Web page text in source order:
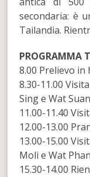
secondaria: è
Tailandia.
PROGRAMMA
8.00 Prelievo in
8.30-11.00
Sing e Wat
11.00-11.40
12.00-13.00
13.00-15.00
Moli e Wat
15.30-14.00